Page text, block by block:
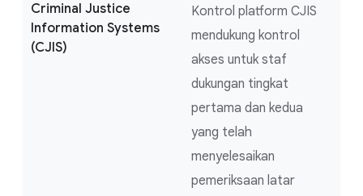
Criminal Justice
Information Systems
(CJIS)
Kontrol platform CJIS
mendukung kontrol
akses untuk staf
dukungan tingkat
pertama dan kedua
yang telah
menyelesaikan
pemeriksaan latar